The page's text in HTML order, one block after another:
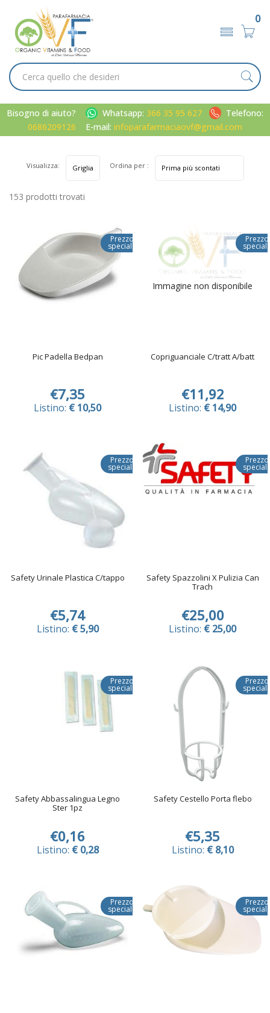
0
Bisogno di aiuto? Whatsapp: 366 35 95 627
Telefono:
0686209126
E-mail: infoparafarmaciaovf@gmail.com
153 prodotti trovati
Visualizza: Ordina per :
Prezzo
speciale
Pic Padella Bedpan
€7,35
Listino: € 10,50
Immagine non disponibile
Prezzo
Copriguanciale C/tratt A/batt
€11,92
Listino: € 14,90
Prezzo
speciale
Safety Urinale Plastica C/tappo
€5,74
Listino: € 5,90
Prezzo
Safety Spazzolini X Pulizia Can
Trach
€25,00
Listino: € 25,00
Prezzo
speciale
Safety Abbassalingua Legno
Ster 1pz
€0,16
Listino: € 0,28
Prezzo
Safety Cestello Porta flebo
€5,35
Listino: € 8,10
Prezzo
speciale
Prezzo